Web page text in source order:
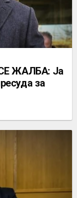
ЖАЛБА: Ја
за